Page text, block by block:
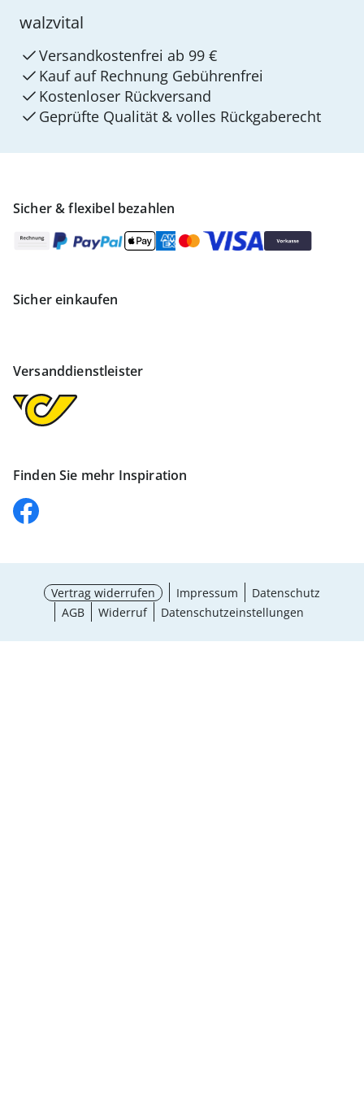
Sicher & flexibel bezahlen
Sicher einkaufen
Versanddienstleister
Finden Sie mehr Inspiration
walzvital
Versandkostenfrei ab 99 €
Kauf auf Rechnung Gebührenfrei
Kostenloser Rückversand
Geprüfte Qualität & volles Rückgaberecht
Vertrag widerrufen Impressum
Datenschutz
AGB
Widerruf Datenschutzeinstellungen